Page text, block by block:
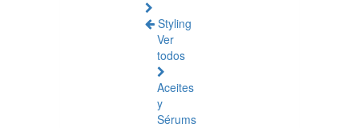
Styling
Ver
todos
Aceites
y
Sérums